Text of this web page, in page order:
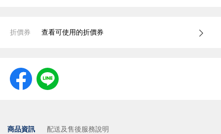
折價券 查看可使用的折價券
商品資訊 配送及售後服務說明